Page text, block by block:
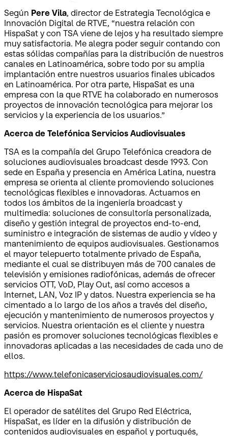
Según Pere Vila, director de Estrategia Tecnológica e
Innovación Digital de RTVE, “nuestra relación con
HispaSat y con TSA viene de lejos y ha resultado siempre
muy satisfactoria. Me alegra poder seguir contando con
estas sólidas compañías para la distribución de nuestros
canales en Latinoamérica, sobre todo por su amplia
implantación entre nuestros usuarios finales ubicados
en Latinoamérica. Por otra parte, HispaSat es una
empresa con la que RTVE ha colaborado en numerosos
proyectos de innovación tecnológica para mejorar los
servicios y la experiencia de los usuarios.”
Acerca de Telefónica Servicios Audiovisuales
TSA es la compañía del Grupo Telefónica creadora de
soluciones audiovisuales broadcast desde 1993. Con
sede en España y presencia en América Latina, nuestra
empresa se orienta al cliente promoviendo soluciones
tecnológicas flexibles e innovadoras. Actuamos en
todos los ámbitos de la ingeniería broadcast y
multimedia: soluciones de consultoría personalizada,
diseño y gestión integral de proyectos end-to-end,
suministro e integración de sistemas de audio y vídeo y
mantenimiento de equipos audiovisuales. Gestionamos
el mayor telepuerto totalmente privado de España,
mediante el cual se distribuyen más de 700 canales de
televisión y emisiones radiofónicas, además de ofrecer
servicios OTT, VoD, Play Out, así como accesos a
Internet, LAN, Voz IP y datos. Nuestra experiencia se ha
cimentado a lo largo de los años a través del diseño,
ejecución y mantenimiento de numerosos proyectos y
servicios. Nuestra orientación es el cliente y nuestra
pasión es promover soluciones tecnológicas flexibles e
innovadoras aplicadas a las necesidades de cada uno de
ellos.
https://www.telefonicaserviciosaudiovisuales.com/
Acerca de HispaSat
El operador de satélites del Grupo Red Eléctrica,
HispaSat, es líder en la difusión y distribución de
contenidos audiovisuales en español y portugués,